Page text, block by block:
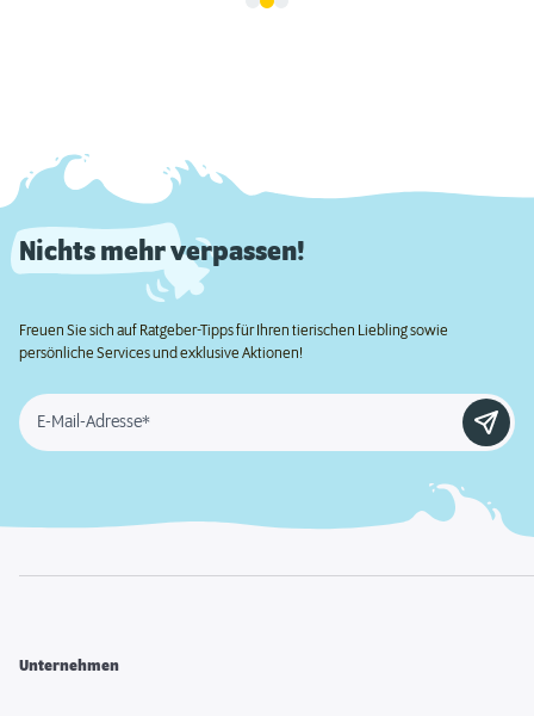
Nichts mehr verpassen!
Freuen Sie sich auf Ratgeber-Tipps für Ihren tierischen Liebling sowie
persönliche Services und exklusive Aktionen!
E-Mail-Adresse*
Unternehmen